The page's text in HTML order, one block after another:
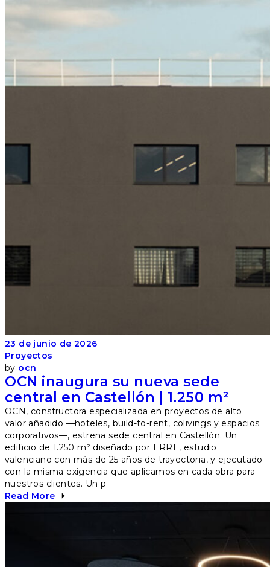
23 de junio de 2026
Proyectos
by ocn
OCN inaugura su nueva sede
central en Castellón | 1.250 m²
OCN, constructora especializada en proyectos de alto
valor añadido —hoteles, build-to-rent, colivings y espacios
corporativos—, estrena sede central en Castellón. Un
edificio de 1.250 m² diseñado por ERRE, estudio
valenciano con más de 25 años de trayectoria, y ejecutado
con la misma exigencia que aplicamos en cada obra para
nuestros clientes. Un p
Read More